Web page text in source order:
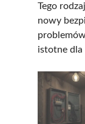
Tego
nowy
istotne dla